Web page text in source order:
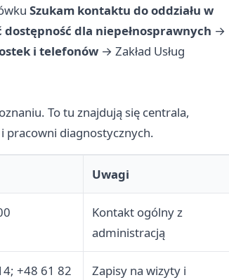
Szukam kontaktu do oddziału w
dostępność dla niepełnosprawnych →
i telefonów → Zakład Usług
To tu znajdują się centrala,
pracowni diagnostycznych.
Uwagi
Kontakt ogólny z
administracją
+48 61 82
Zapisy na wizyty i